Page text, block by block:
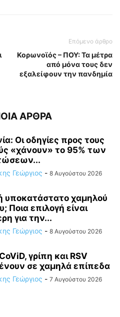
Επόμενο άρθρο
Κορωνοϊός – ΠΟΥ: Τα μέτρα
από μόνα τους δεν
εξαλείφουν την πανδημία
ΑΡΘΡΑ
Οι οδηγίες προς τους
«χάνουν» το 95% των
Γεώργιος - 8 Αυγούστου 2026
υποκατάστατο χαμηλού
Ποια επιλογή είναι
για την...
Γεώργιος - 8 Αυγούστου 2026
γρίπη και RSV
σε χαμηλά επίπεδα
Γεώργιος - 7 Αυγούστου 2026